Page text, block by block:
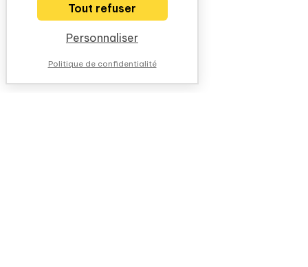
Tout refuser
Personnaliser
Politique de confidentialité